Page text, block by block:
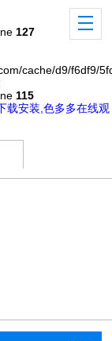
127
cache/d9/f6df9/
115
载安装,色多多在线观